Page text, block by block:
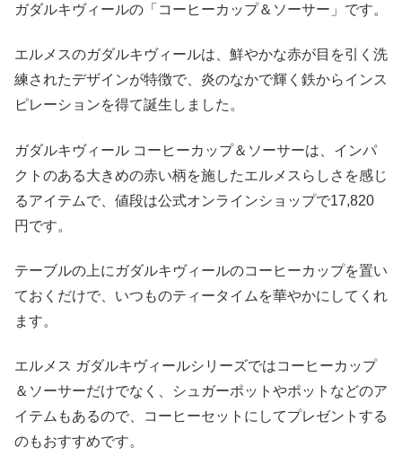
ガダルキヴィールの「コーヒーカップ＆ソーサー」です。
エルメスのガダルキヴィールは、鮮やかな赤が目を引く洗
練されたデザインが特徴で、炎のなかで輝く鉄からインス
ピレーションを得て誕生しました。
ガダルキヴィール コーヒーカップ＆ソーサーは、インパ
クトのある大きめの赤い柄を施したエルメスらしさを感じ
るアイテムで、値段は公式オンラインショップで17,820
円です。
テーブルの上にガダルキヴィールのコーヒーカップを置い
ておくだけで、いつものティータイムを華やかにしてくれ
ます。
エルメス ガダルキヴィールシリーズではコーヒーカップ
＆ソーサーだけでなく、シュガーポットやポットなどのア
イテムもあるので、コーヒーセットにしてプレゼントする
のもおすすめです。